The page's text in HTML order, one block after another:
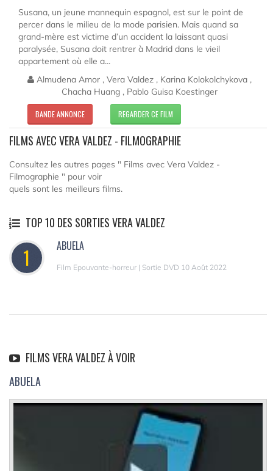
Susana, un jeune mannequin espagnol, est sur le point de
percer dans le milieu de la mode parisien. Mais quand sa
grand-mère est victime d’un accident la laissant quasi
paralysée, Susana doit rentrer à Madrid dans le vieil
appartement où elle a...
Almudena Amor , Vera Valdez , Karina Kolokolchykova ,
Chacha Huang , Pablo Guisa Koestinger
BANDE ANNONCE REGARDER CE FILM
FILMS AVEC VERA VALDEZ - FILMOGRAPHIE
Consultez les autres pages " Films avec Vera Valdez -
Filmographie " pour voir
quels sont les meilleurs films.
TOP 10 DES SORTIES VERA VALDEZ
1 ABUELA
Film Epouvante-horreur | Sortie DVD 10 Août 2022
FILMS VERA VALDEZ À VOIR
ABUELA